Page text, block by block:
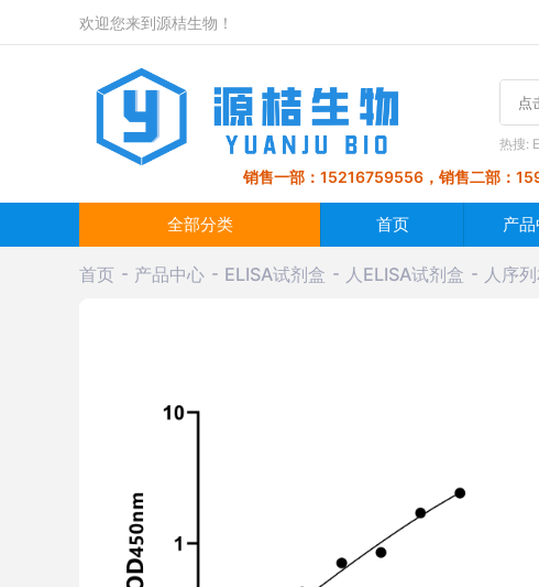
欢迎您来到源桔生物！
热搜:
销售一部：15216759556，销售二部：
全部分类 首页 产
首页 产品中心 ELISA试剂盒 人ELISA试剂盒 人序